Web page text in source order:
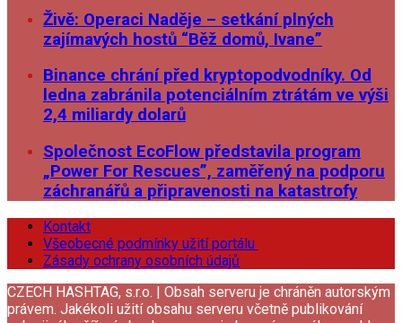
Živě: Operaci Naděje – setkání plných
zajímavých hostů “Běž domů, Ivane”
Binance chrání před kryptopodvodníky. Od
ledna zabránila potenciálním ztrátám ve výši
2,4 miliardy dolarů
Společnost EcoFlow představila program
„Power For Rescues”, zaměřený na podporu
záchranářů a připravenosti na katastrofy
Kontakt
Všeobecné podmínky užití portálu
Zásady ochrany osobních údajů
CZECH HASHTAG, s.r.o. | Obsah serveru je chráněn autorským
právem. Jakékoli užití obsahu serveru včetně publikování